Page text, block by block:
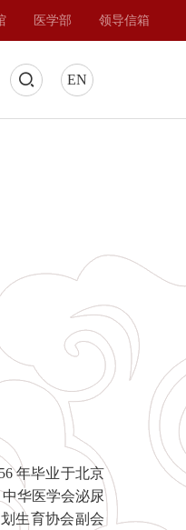
医学部 领导信箱
EN
年毕业于北京
华医学会泌尿
生育协会副会